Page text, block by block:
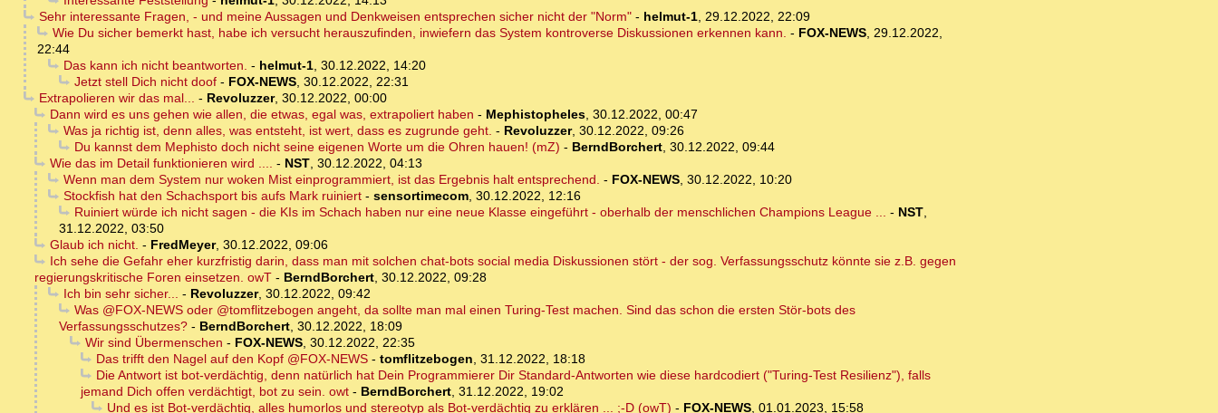
Sehr interessante Fragen, - und meine Aussagen und Denkweisen entsprechen sicher nicht der "Norm"- helmut-1, 29.12.2022, 22:09
Wie Du sicher bemerkt hast, habe ich versucht herauszufinden, inwiefern das System kontroverse Diskussionen erkennen kann. - FOX-NEWS, 29.12.2022,
22:44
Das kann ich nicht beantworten. - helmut-1, 30.12.2022, 14:20
Jetzt stell Dich nicht doof- FOX-NEWS, 30.12.2022, 22:31
Extrapolieren wir das mal... - Revoluzzer, 30.12.2022, 00:00
Dann wird es uns gehen wie allen, die etwas, egal was, extrapoliert haben - Mephistopheles, 30.12.2022, 00:47
Was ja richtig ist, denn alles, was entsteht, ist wert, dass es zugrunde geht. - Revoluzzer, 30.12.2022, 09:26
Du kannst dem Mephisto doch nicht seine eigenen Worte um die Ohren hauen! (mZ) - BerndBorchert, 30.12.2022, 09:44
Wie das im Detail funktionieren wird .... - NST, 30.12.2022, 04:13
Wenn man dem System nur woken Mist einprogrammiert, ist das Ergebnis halt entsprechend. - FOX-NEWS, 30.12.2022, 10:20
Stockfish hat den Schachsport bis aufs Mark ruiniert- sensortimecom, 30.12.2022, 12:16
Ruiniert würde ich nicht sagen - die KIs im Schach haben nur eine neue Klasse eingeführt - oberhalb der menschlichen Champions League ... - NST,
31.12.2022, 03:50
Glaub ich nicht. - FredMeyer, 30.12.2022, 09:06
Ich sehe die Gefahr eher kurzfristig darin, dass man mit solchen chat-bots social media Diskussionen stört - der sog. Verfassungsschutz könnte sie z.B. gegen
regierungskritische Foren einsetzen. owT - BerndBorchert, 30.12.2022, 09:28
Ich bin sehr sicher... - Revoluzzer, 30.12.2022, 09:42
Was @FOX-NEWS oder @tomflitzebogen angeht, da sollte man mal einen Turing-Test machen. Sind das schon die ersten Stör-bots des
Verfassungsschutzes? - BerndBorchert, 30.12.2022, 18:09
Wir sind Übermenschen - FOX-NEWS, 30.12.2022, 22:35
Das trifft den Nagel auf den Kopf @FOX-NEWS- tomflitzebogen, 31.12.2022, 18:18
Die Antwort ist bot-verdächtig, denn natürlich hat Dein Programmierer Dir Standard-Antworten wie diese hardcodiert ("Turing-Test Resilienz"), falls
jemand Dich offen verdächtigt, bot zu sein. owt - BerndBorchert, 31.12.2022, 19:02
Und es ist Bot-verdächtig, alles humorlos und stereotyp als Bot-verdächtig zu erklären ... ;-D (owT) - FOX-NEWS, 01.01.2023, 15:58